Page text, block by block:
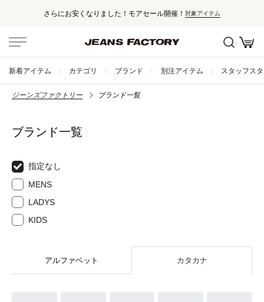
さらにお安くなりました！モアセール開催！ 対象アイテム
新着アイテム カテゴリ ブランド 別注アイテム スタッフス
ジーンズファクトリー ブランド一覧
ブランド一覧
指定なし
MENS
LADYS
KIDS
アルファベット カタカナ